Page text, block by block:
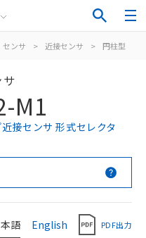
センサ > 近接センサ > 円柱型
M1
接センサ 形式セレクタ
語 English PDF出力